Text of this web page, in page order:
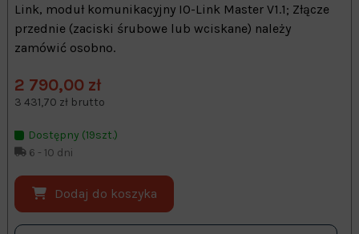
Link, moduł komunikacyjny IO-Link Master V1.1; Złącze
przednie (zaciski śrubowe lub wciskane) należy
zamówić osobno.
2 790,00 zł
3 431,70 zł brutto
Dostępny (19szt.)
6 - 10 dni
Dodaj do koszyka